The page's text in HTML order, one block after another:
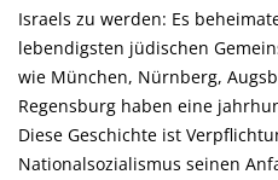
Israels zu werden: Es
lebendigsten jüdischen
wie München, Nürnberg,
Regensburg haben eine
Diese Geschichte ist
Nationalsozialismus seinen